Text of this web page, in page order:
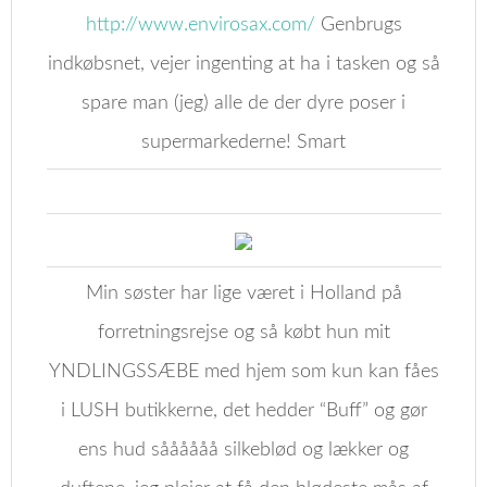
http://www.envirosax.com/ Genbrugs
indkøbsnet, vejer ingenting at ha i tasken og så
spare man (jeg) alle de der dyre poser i
supermarkederne! Smart
Min søster har lige været i Holland på
forretningsrejse og så købt hun mit
YNDLINGSSÆBE med hjem som kun kan fåes
i LUSH butikkerne, det hedder “Buff” og gør
ens hud såååååå silkeblød og lækker og